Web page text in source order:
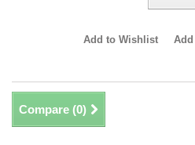
Add to Wishlist
Compare (0)